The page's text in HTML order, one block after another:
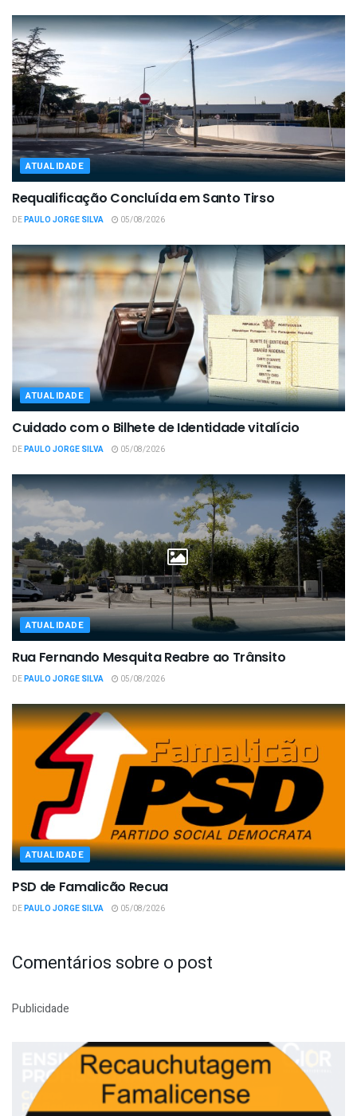
ATUALIDADE
Requalificação Concluída em Santo Tirso
DEPAULO JORGE SILVA 05/08/2026
ATUALIDADE
Cuidado com o Bilhete de Identidade vitalício
DEPAULO JORGE SILVA 05/08/2026
ATUALIDADE
Rua Fernando Mesquita Reabre ao Trânsito
DEPAULO JORGE SILVA 05/08/2026
ATUALIDADE
PSD de Famalicão Recua
DEPAULO JORGE SILVA 05/08/2026
Comentários sobre o post
Publicidade